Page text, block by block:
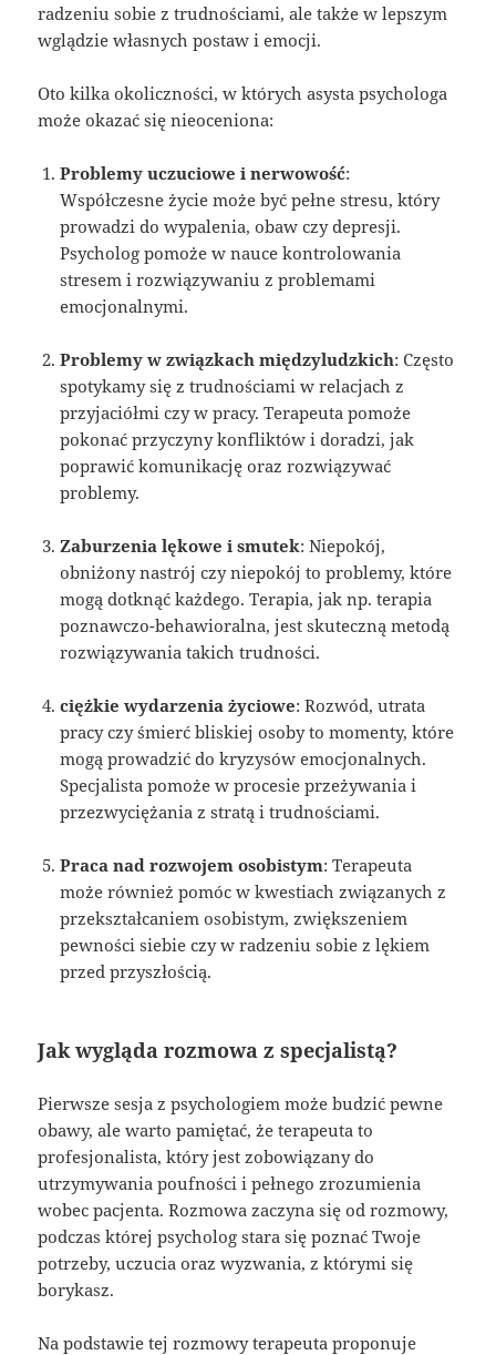
radzeniu sobie z trudnościami, ale także w lepszym
wglądzie własnych postaw i emocji.
Oto kilka okoliczności, w których asysta psychologa
może okazać się nieoceniona:
Problemy uczuciowe i nerwowość:
Współczesne życie może być pełne stresu, który
prowadzi do wypalenia, obaw czy depresji.
Psycholog pomoże w nauce kontrolowania
stresem i rozwiązywaniu z problemami
emocjonalnymi.
Problemy w związkach międzyludzkich: Często
spotykamy się z trudnościami w relacjach z
przyjaciółmi czy w pracy. Terapeuta pomoże
pokonać przyczyny konfliktów i doradzi, jak
poprawić komunikację oraz rozwiązywać
problemy.
Zaburzenia lękowe i smutek: Niepokój,
obniżony nastrój czy niepokój to problemy, które
mogą dotknąć każdego. Terapia, jak np. terapia
poznawczo-behawioralna, jest skuteczną metodą
rozwiązywania takich trudności.
ciężkie wydarzenia życiowe: Rozwód, utrata
pracy czy śmierć bliskiej osoby to momenty, które
mogą prowadzić do kryzysów emocjonalnych.
Specjalista pomoże w procesie przeżywania i
przezwyciężania z stratą i trudnościami.
Praca nad rozwojem osobistym: Terapeuta
może również pomóc w kwestiach związanych z
przekształcaniem osobistym, zwiększeniem
pewności siebie czy w radzeniu sobie z lękiem
przed przyszłością.
Jak wygląda rozmowa z specjalistą?
Pierwsze sesja z psychologiem może budzić pewne
obawy, ale warto pamiętać, że terapeuta to
profesjonalista, który jest zobowiązany do
utrzymywania poufności i pełnego zrozumienia
wobec pacjenta. Rozmowa zaczyna się od rozmowy,
podczas której psycholog stara się poznać Twoje
potrzeby, uczucia oraz wyzwania, z którymi się
borykasz.
Na podstawie tej rozmowy terapeuta proponuje